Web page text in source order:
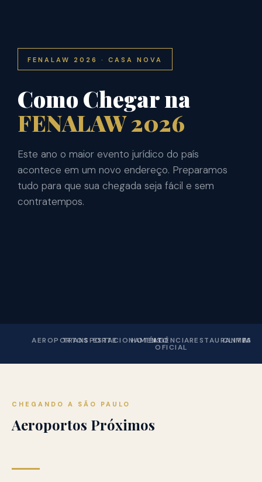
FENALAW 2026 · CASA NOVA
Como Chegar na
FENALAW 2026
Este ano o maior evento jurídico do país
acontece em um novo endereço. Preparamos
tudo para que sua chegada seja fácil e sem
contratempos.
AEROPORTOSTRANSPORTEESTACIONAMENTO
HOTÉISAGÊNCIA
OFICIAL
RESTAURANTES
CLIMAFAQ
CHEGANDO A SÃO PAULO
Aeroportos Próximos